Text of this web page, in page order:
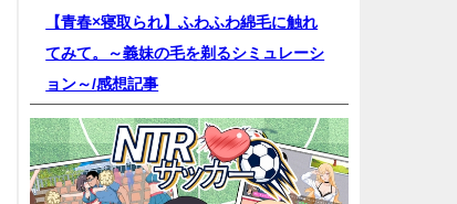
【青春×寝取られ】ふわふわ綿毛に触れ
てみて。～義妹の毛を剃るシミュレーシ
ョン～/感想記事